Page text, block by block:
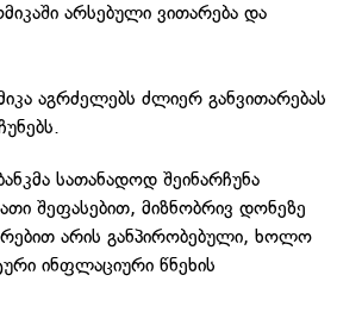
არსებული ვითარება და
აგრძელებს ძლიერ განვითარებას
სათანადოდ შეინარჩუნა
შეფასებით, მიზნობრივ დონეზე
არის განპირობებული, ხოლო
ინფლაციური წნეხის